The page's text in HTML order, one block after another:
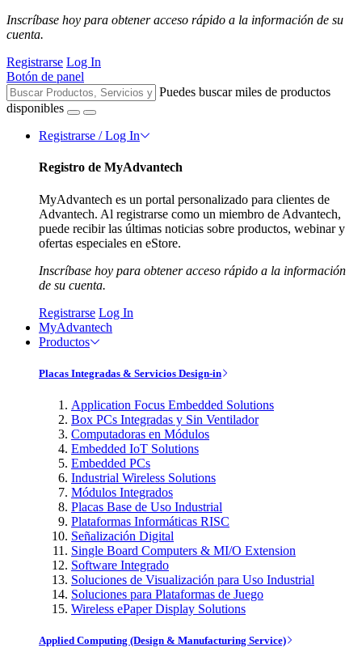
Inscríbase hoy para obtener acceso rápido a la información de su
cuenta.
Registrarse Log In
Botón de panel
Puedes buscar miles de productos
disponibles
Registrarse / Log In
Registro de MyAdvantech
MyAdvantech es un portal personalizado para clientes de
Advantech. Al registrarse como un miembro de Advantech,
puede recibir las últimas noticias sobre productos, webinar y
ofertas especiales en eStore.
Inscríbase hoy para obtener acceso rápido a la información
de su cuenta.
Registrarse Log In
MyAdvantech
Productos
Placas Integradas & Servicios Design-in
Application Focus Embedded Solutions
Box PCs Integradas y Sin Ventilador
Computadoras en Módulos
Embedded IoT Solutions
Embedded PCs
Industrial Wireless Solutions
Módulos Integrados
Placas Base de Uso Industrial
Plataformas Informáticas RISC
Señalización Digital
Single Board Computers & MI/O Extension
Software Integrado
Soluciones de Visualización para Uso Industrial
Soluciones para Plataformas de Juego
Wireless ePaper Display Solutions
Applied Computing (Design & Manufacturing Service)